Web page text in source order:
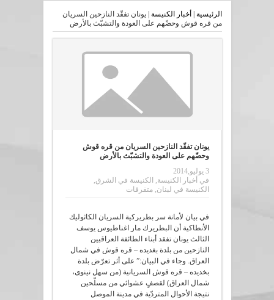
الرئيسية أخبار الكنيسة |يونان تفقّد النازحين السريان
من قره قوش وحضّهم على العودة والتشبّث بالأرض
يونان تفقّد النازحين السريان من قره قوش
وحضّهم على العودة والتشبّث بالأرض
3 يوليو,2014
في أخبار الكنيسة, الكنيسة في الشرق,
الكنيسة في لبنان,متفرقات
في بيان لأمانة سر بطريركية السريان الكاثوليك
الأنطاكية أن البطريرك مار اغناطيوس يوسف
الثالث يونان تفقد أبناء الطائفة العراقيين
النازحين من بلدة بغديده – قره قوش في شمال
العراق. وجاء في البيان:” على أثر تعرّض بلدة
بخديده – قره قوش السريانية (من سهل نينوى،
شمال العراق) لقصفٍ عشوائي من مسلّحين
نتيجة الأحوال المتردّية في مدينة الموصل